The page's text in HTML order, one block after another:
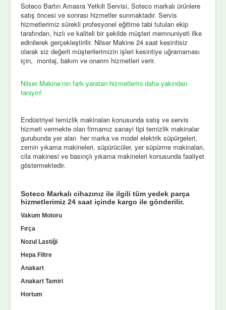
Soteco Bartın Amasra Yetkili Servisi, Soteco markalı ürünlere
satış öncesi ve sonrası hizmetler sunmaktadır. Servis
hizmetlerimiz sürekli profesyonel eğitime tabi tutulan ekip
tarafından, hızlı ve kaliteli bir şekilde müşteri memnuniyeti ilke
edinilerek gerçekleştirilir. Nilser Makine 24 saat kesintisiz
olarak siz değerli müşterilerimizin işleri kesintiye uğramaması
için, montaj, bakım ve onarım hizmetleri verir.
Nilser Makine’nın fark yaratan hizmetlerini daha yakından
tanıyın!
Endüstriyel temizlik makinaları konusunda satış ve servis
hizmeti vermekte olan firmamız sanayi tipi temizlik makinalar
gurubunda yer alan her marka ve model elektrik süpürgeleri,
zemin yıkama makineleri, süpürücüler, yer süpürme makinaları,
cila makinesi ve basınçlı yıkama makineleri konusunda faaliyet
göstermektedir.
Soteco Markalı cihazınız ile ilgili tüm yedek parça
hizmetlerimiz 24 saat içinde kargo ile gönderilir.
Vakum Motoru
Fırça
Nozul Lastiği
Hepa Filtre
Anakart
Anakart Tamiri
Hortum